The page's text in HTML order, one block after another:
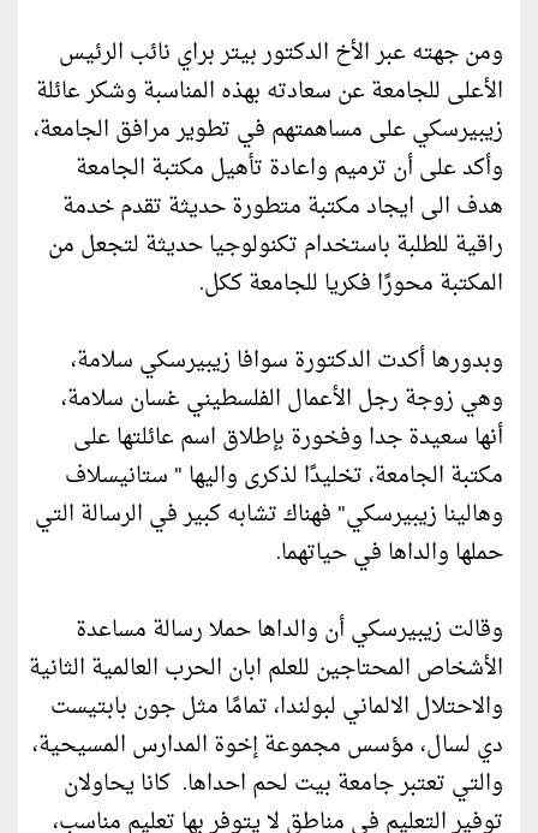
ومن جهته عبر الأخ الدكتور بيتر براي نائب الرئيس
الأعلى للجامعة عن سعادته بهذه المناسبة وشكر عائلة
زيبيرسكي على مساهمتهم في تطوير مرافق الجامعة،
وأكد على أن ترميم واعادة تأهيل مكتبة الجامعة
هدف الى ايجاد مكتبة متطورة حديثة تقدم خدمة
راقية للطلبة باستخدام تكنولوجيا حديثة لتجعل من
المكتبة محورًا فكريا للجامعة ككل.
وبدورها أكدت الدكتورة سوافا زيبيرسكي سلامة،
وهي زوجة رجل الأعمال الفلسطيني غسان سلامة،
أنها سعيدة جدا وفخورة بإطلاق اسم عائلتها على
مكتبة الجامعة، تخليدًا لذكرى واليها " ستانيسلاف
وهالينا زيبيرسكي" فهناك تشابه كبير في الرسالة التي
حملها والداها في حياتهما.
وقالت زيبيرسكي أن والداها حملا رسالة مساعدة
الأشخاص المحتاجين للعلم ابان الحرب العالمية الثانية
والاحتلال الالماني لبولندا، تمامًا مثل جون بابتيست
دي لسال، مؤسس مجموعة إخوة المدارس المسيحية،
والتي تعتبر جامعة بيت لحم احداها. كانا يحاولان
توفير التعليم في مناطق لا يتوفر بها تعليم مناسب،